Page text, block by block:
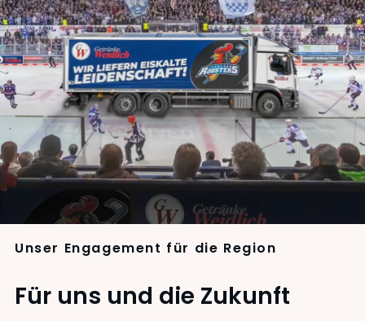
Unser Engagement für die Region
Für uns und die Zukunft